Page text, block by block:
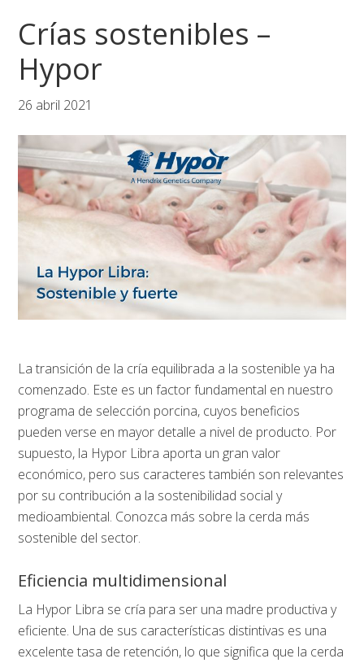
navegación
principal
Crías sostenibles –
Hypor
26 abril 2021
La transición de la cría equilibrada a la sostenible ya ha
comenzado. Este es un factor fundamental en nuestro
programa de selección porcina, cuyos beneficios
pueden verse en mayor detalle a nivel de producto. Por
supuesto, la Hypor Libra aporta un gran valor
económico, pero sus caracteres también son relevantes
por su contribución a la sostenibilidad social y
medioambiental. Conozca más sobre la cerda más
sostenible del sector.
Eficiencia multidimensional
La Hypor Libra se cría para ser una madre productiva y
eficiente. Una de sus características distintivas es una
excelente tasa de retención, lo que significa que la cerda